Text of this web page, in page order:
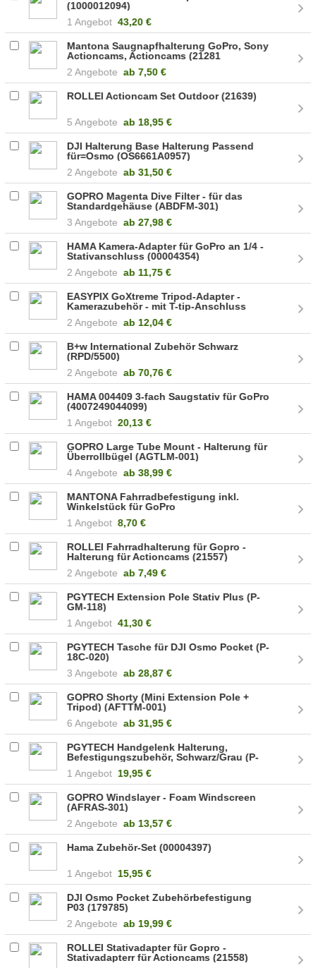
(1000012094)
1 Angebot 43,20 €
Mantona Saugnapfhalterung GoPro, Sony
Actioncams, Actioncams (21281
2 Angebote ab 7,50 €
ROLLEI Actioncam Set Outdoor (21639)
5 Angebote ab 18,95 €
DJI Halterung Base Halterung Passend
für=Osmo (OS6661A0957)
2 Angebote ab 31,50 €
GOPRO Magenta Dive Filter - für das
Standardgehäuse (ABDFM-301)
3 Angebote ab 27,98 €
HAMA Kamera-Adapter für GoPro an 1/4 -
Stativanschluss (00004354)
2 Angebote ab 11,75 €
EASYPIX GoXtreme Tripod-Adapter -
Kamerazubehör - mit T-tip-Anschluss
2 Angebote ab 12,04 €
B+w International Zubehör Schwarz
(RPD/5500)
2 Angebote ab 70,76 €
HAMA 004409 3-fach Saugstativ für GoPro
(4007249044099)
1 Angebot 20,13 €
GOPRO Large Tube Mount - Halterung für
Überrollbügel (AGTLM-001)
4 Angebote ab 38,99 €
MANTONA Fahrradbefestigung inkl.
Winkelstück für GoPro
1 Angebot 8,70 €
ROLLEI Fahrradhalterung für Gopro -
Halterung für Actioncams (21557)
2 Angebote ab 7,49 €
PGYTECH Extension Pole Stativ Plus (P-
GM-118)
1 Angebot 41,30 €
PGYTECH Tasche für DJI Osmo Pocket (P-
18C-020)
3 Angebote ab 28,87 €
GOPRO Shorty (Mini Extension Pole +
Tripod) (AFTTM-001)
6 Angebote ab 31,95 €
PGYTECH Handgelenk Halterung,
Befestigungszubehör, Schwarz/Grau (P-
1 Angebot 19,95 €
GOPRO Windslayer - Foam Windscreen
(AFRAS-301)
2 Angebote ab 13,57 €
Hama Zubehör-Set (00004397)
1 Angebot 15,95 €
DJI Osmo Pocket Zubehörbefestigung
P03 (179785)
2 Angebote ab 19,99 €
ROLLEI Stativadapter für Gopro -
Stativadapterr für Actioncams (21558)